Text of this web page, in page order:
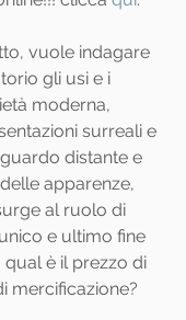
vuole indagare
gli usi e i
moderna,
surreali e
distante e
apparenze,
al ruolo di
e ultimo fine
è il prezzo di
mercificazione?